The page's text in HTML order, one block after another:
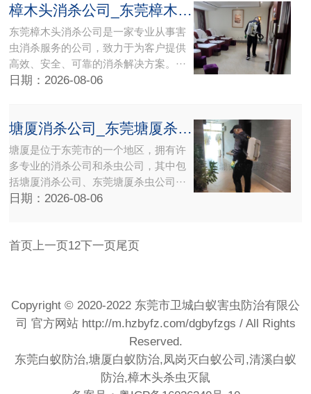
樟木头消杀公司_东莞樟木头杀虫公司_立即联系我附近的师傅除四害樟木头杀臭公司
东莞樟木头消杀公司是一家专业从事害
虫消杀服务的公司，致力于为客户提供
高效、安全、可靠的消杀解决方案。···
日期：2026-08-06
塘厦消杀公司_东莞塘厦杀虫公司_除四害塘厦杀臭公司
塘厦是位于东莞市的一个地区，拥有许
多专业的消杀公司和杀虫公司，其中包
括塘厦消杀公司、东莞塘厦杀虫公司···
日期：2026-08-06
首页 上一页12下一页尾页
Copyright © 2020-2022 东莞市卫城白蚁害虫防治有限公
司 官方网站 http://m.hzbyfz.com/dgbyfzgs / All Rights
Reserved.
东莞白蚁防治,塘厦白蚁防治,凤岗灭白蚁公司,清溪白蚁
防治,樟木头杀虫灭鼠